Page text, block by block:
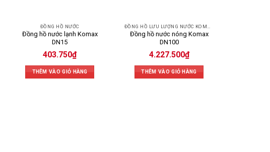
ĐỒNG HỒ NƯỚC
Đồng hồ nước lạnh Komax
DN15
403.750₫
THÊM VÀO GIỎ HÀNG
Đồng hồ nước nóng Komax
DN100
4.227.500₫
THÊM VÀO GIỎ HÀNG